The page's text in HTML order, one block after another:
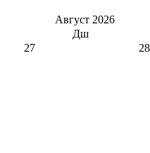
Август 2026
Дш
27
28